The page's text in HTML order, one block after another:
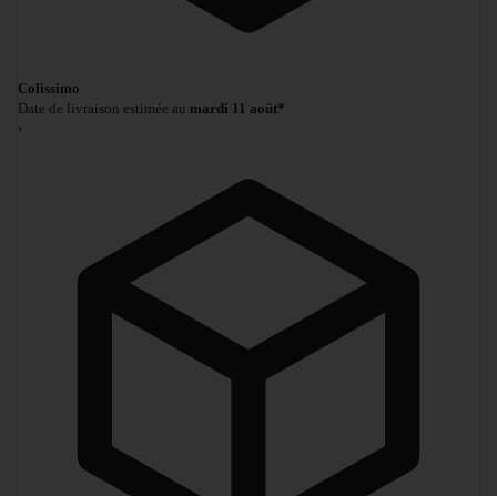
Colissimo
Date de livraison estimée au mardi 11 août*
›